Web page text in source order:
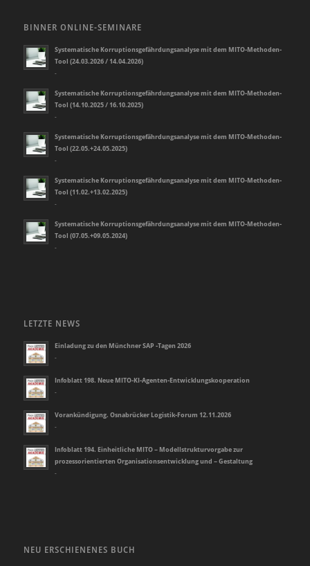
BINNER ONLINE-SEMINARE
Systematische Korruptionsgefährdungsanalyse mit dem MITO-Methoden-
Tool (24.03.2026 / 14.04.2026)
-
Systematische Korruptionsgefährdungsanalyse mit dem MITO-Methoden-
Tool (14.10.2025 / 16.10.2025)
-
Systematische Korruptionsgefährdungsanalyse mit dem MITO-Methoden-
Tool (22.05.+24.05.2025)
-
Systematische Korruptionsgefährdungsanalyse mit dem MITO-Methoden-
Tool (11.02.+13.02.2025)
-
Systematische Korruptionsgefährdungsanalyse mit dem MITO-Methoden-
Tool (07.05.+09.05.2024)
-
LETZTE NEWS
Einladung zu den Münchner SAP -Tagen 2026
-
Infoblatt 198. Neue MITO-KI-Agenten-Entwicklungskooperation
-
Vorankündigung. Osnabrücker Logistik-Forum 12.11.2026
-
Infoblatt 194. Einheitliche MITO – Modellstrukturvorgabe zur
prozessorientierten Organisationsentwicklung und – Gestaltung
-
NEU ERSCHIENENES BUCH